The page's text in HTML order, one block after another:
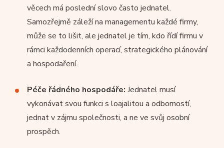
věcech má poslední slovo často jednatel.
Samozřejmě záleží na managementu každé firmy,
může se to lišit, ale jednatel je tím, kdo řídí firmu v
rámci každodenních operací, strategického plánování
a hospodaření.
Péče řádného hospodáře: Jednatel musí
vykonávat svou funkci s loajalitou a odborností,
jednat v zájmu společnosti, a ne ve svůj osobní
prospěch.